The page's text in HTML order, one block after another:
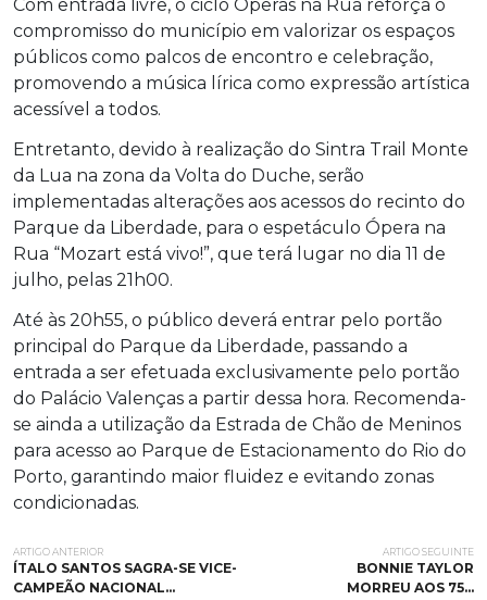
Com entrada livre, o ciclo Óperas na Rua reforça o
compromisso do município em valorizar os espaços
públicos como palcos de encontro e celebração,
promovendo a música lírica como expressão artística
acessível a todos.
Entretanto, devido à realização do Sintra Trail Monte
da Lua na zona da Volta do Duche, serão
implementadas alterações aos acessos do recinto do
Parque da Liberdade, para o espetáculo Ópera na
Rua “Mozart está vivo!”, que terá lugar no dia 11 de
julho, pelas 21h00.
Até às 20h55, o público deverá entrar pelo portão
principal do Parque da Liberdade, passando a
entrada a ser efetuada exclusivamente pelo portão
do Palácio Valenças a partir dessa hora. Recomenda-
se ainda a utilização da Estrada de Chão de Meninos
para acesso ao Parque de Estacionamento do Rio do
Porto, garantindo maior fluidez e evitando zonas
condicionadas.
ARTIGO ANTERIOR
ÍTALO SANTOS SAGRA-SE VICE-
CAMPEÃO NACIONAL…
ARTIGO SEGUINTE
BONNIE TAYLOR
MORREU AOS 75…